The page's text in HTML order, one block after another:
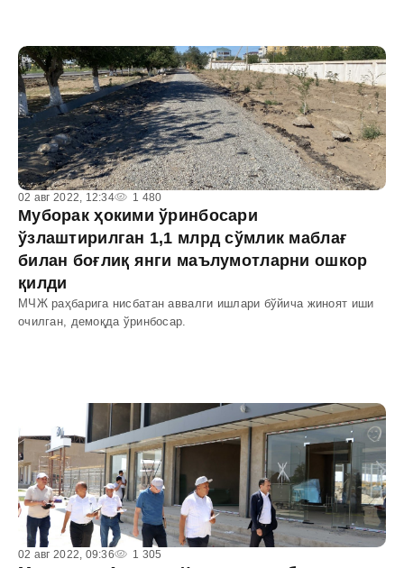
02 авг 2022, 12:34 1 480
Муборак ҳокими ўринбосари
ўзлаштирилган 1,1 млрд сўмлик маблағ
билан боғлиқ янги маълумотларни ошкор
қилди
МЧЖ раҳбарига нисбатан аввалги ишлари бўйича жиноят иши
очилган, демоқда ўринбосар.
02 авг 2022, 09:36 1 305